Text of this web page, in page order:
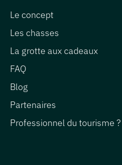
Le concept
Les chasses
La grotte aux cadeaux
FAQ
Blog
Partenaires
Professionnel du tourisme ?